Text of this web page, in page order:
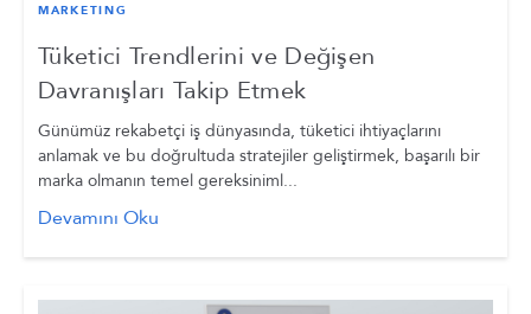
MARKETING
Tüketici Trendlerini ve Değişen
Davranışları Takip Etmek
Günümüz rekabetçi iş dünyasında, tüketici ihtiyaçlarını
anlamak ve bu doğrultuda stratejiler geliştirmek, başarılı bir
marka olmanın temel gereksiniml...
Devamını Oku